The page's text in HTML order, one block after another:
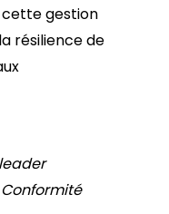
gestion
résilience de
leader